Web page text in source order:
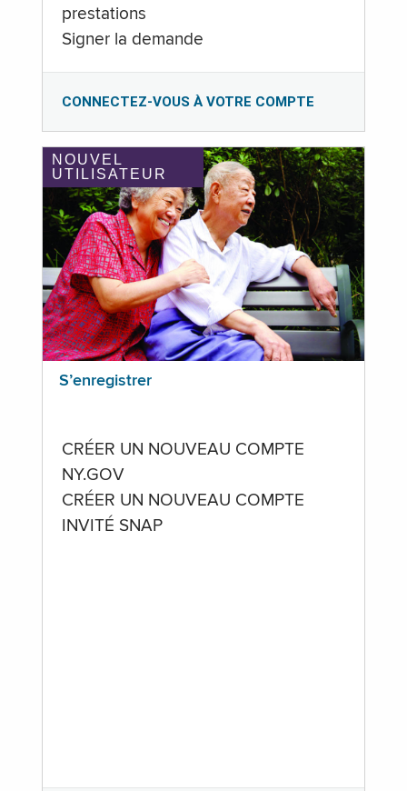
prestations
Signer la demande
CONNECTEZ-VOUS À VOTRE COMPTE
NOUVEL
UTILISATEUR
S’enregistrer
CRÉER UN NOUVEAU COMPTE
NY.GOV
CRÉER UN NOUVEAU COMPTE
INVITÉ SNAP